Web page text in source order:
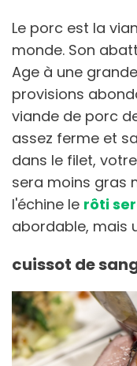
Le porc est la
monde. Son
Age à une
provisions
viande de porc
assez ferme et
dans le filet, votre
sera moins gras
l'échine le rôti
abordable, mais
cuissot de